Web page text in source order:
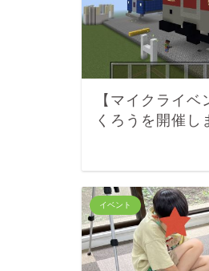
【マイクライ
くろうを開催し
イベント